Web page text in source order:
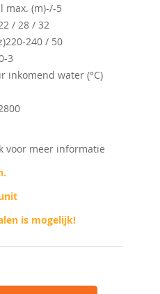
max. (m)-/-5
/ 28 / 32
240 / 50
3
inkomend water (°C)
voor meer informatie
is mogelijk!